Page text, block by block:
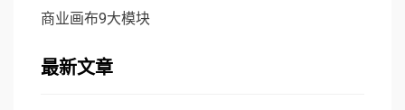
商业画布9大模块
最新文章